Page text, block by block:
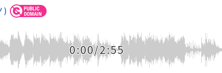
)
0:00/2:55